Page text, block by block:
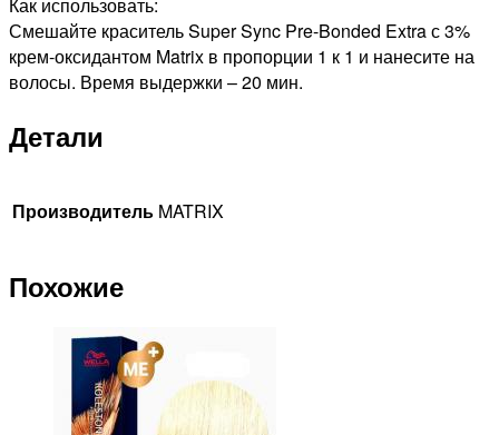
Как использовать:
Смешайте краситель Super Sync Pre-Bonded Extra с 3%
крем-оксидантом Matrix в пропорции 1 к 1 и нанесите на
волосы. Время выдержки – 20 мин.
Детали
Производитель MATRIX
Похожие